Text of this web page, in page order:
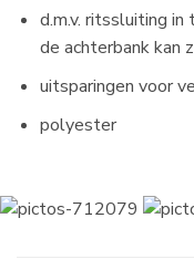
d.m.v. ritssluiting
de achterbank kan
uitsparingen voor
polyester